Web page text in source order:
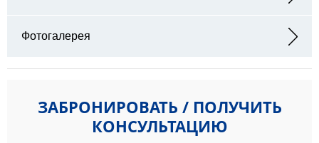
Фотогалерея
ЗАБРОНИРОВАТЬ / ПОЛУЧИТЬ
КОНСУЛЬТАЦИЮ